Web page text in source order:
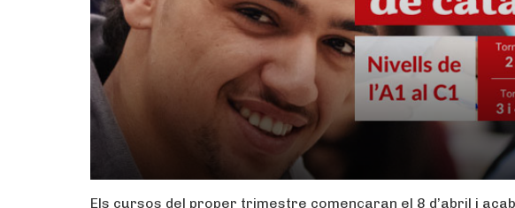
Els cursos del proper trimestre començaran el 8 d’abril i